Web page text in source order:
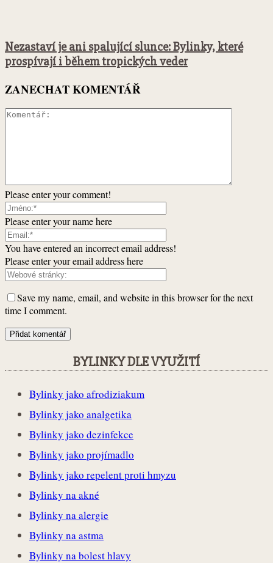
Nezastaví je ani spalující slunce: Bylinky, které
prospívají i během tropických veder
ZANECHAT KOMENTÁŘ
Please enter your comment!
Please enter your name here
You have entered an incorrect email address!
Please enter your email address here
Save my name, email, and website in this browser for the next
time I comment.
BYLINKY DLE VYUŽITÍ
Bylinky jako afrodiziakum
Bylinky jako analgetika
Bylinky jako dezinfekce
Bylinky jako projímadlo
Bylinky jako repelent proti hmyzu
Bylinky na akné
Bylinky na alergie
Bylinky na astma
Bylinky na bolest hlavy